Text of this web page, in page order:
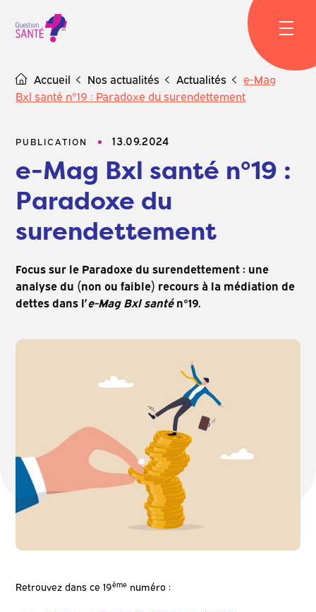
content
Accueil Nos actualités Actualités
e-Mag
Bxl santé n°19 : Paradoxe du surendettement
PUBLICATION 13.09.2024
e-Mag Bxl santé n°19 :
Paradoxe du
surendettement
Focus sur le Paradoxe du surendettement : une
analyse du (non ou faible) recours à la médiation de
dettes dans l’e-Mag Bxl santén°19.
Retrouvez dans ce 19ème numéro :